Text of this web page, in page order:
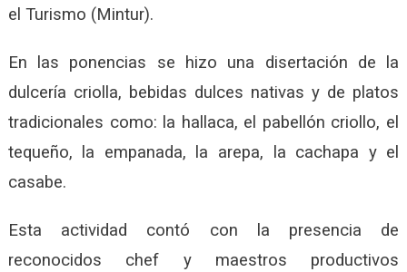
el Turismo (Mintur).
En las ponencias se hizo una disertación de la
dulcería criolla, bebidas dulces nativas y de platos
tradicionales como: la hallaca, el pabellón criollo, el
tequeño, la empanada, la arepa, la cachapa y el
casabe.
Esta actividad contó con la presencia de
reconocidos chef y maestros productivos